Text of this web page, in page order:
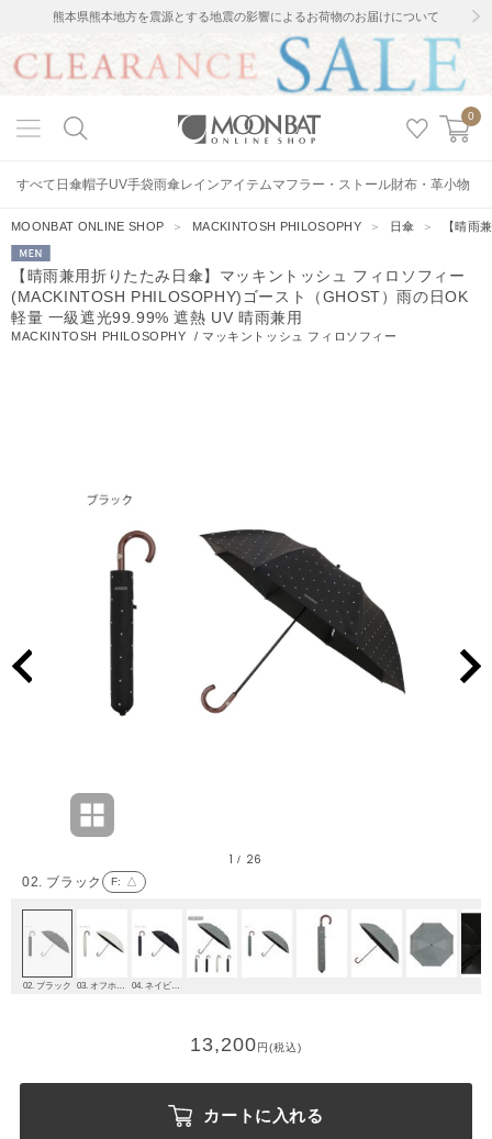
熊本県熊本地方を震源とする地震の影響によるお荷物のお届けについて
0
すべて 日傘帽子UV手袋雨傘レインアイテムマフラー・ストール財布・革小物
MOONBAT ONLINE SHOP ＞ MACKINTOSH PHILOSOPHY＞ 日傘 ＞ 【晴雨
MEN
【晴雨兼用折りたたみ日傘】マッキントッシュ フィロソフィー
(MACKINTOSH PHILOSOPHY)ゴースト（GHOST）雨の日OK
軽量 一級遮光99.99% 遮熱 UV 晴雨兼用
MACKINTOSH PHILOSOPHY / マッキントッシュ フィロソフィー
02. ブラック F: △
1 / 26
02. ブラック
13,200円(税込)
カートに入れる